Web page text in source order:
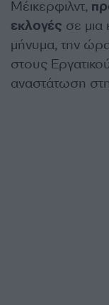
Μέικερφιλντ,
εκλογές σε μια
μήνυμα, την
στους
αναστάτωση